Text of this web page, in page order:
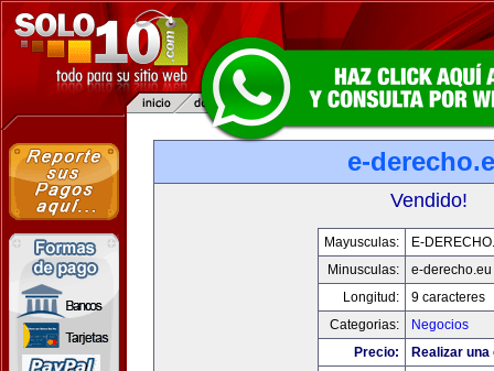
e-
Vendido!
Mayusculas:
E-
Minusculas:
e-derecho.eu
Longitud:
9 caracteres
Categorias:
Negocios
Precio:
Realizar